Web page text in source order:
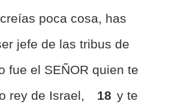
poca cosa, has
jefe de las tribus de
fue el SEÑOR quien te
rey de Israel,
18 y te